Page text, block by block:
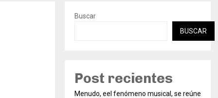
Buscar
BUSCAR
Post recientes
Menudo, eel fenómeno musical, se reúne